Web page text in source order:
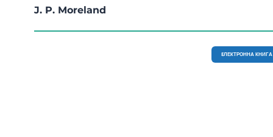
J. P. Moreland
EЛЕКТРОННА КНИГА